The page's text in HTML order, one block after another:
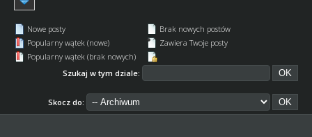
Nowe posty
Popularny wątek (nowe)
Popularny wątek (brak nowych)
Brak nowych postów
Zawiera Twoje posty
Szukaj w tym dziale:
Skocz do: